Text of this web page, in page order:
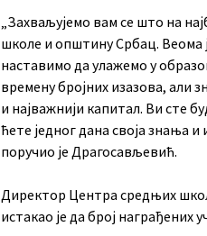
„Захваљујемо вам се што на
школе и општину Србац. Веома
наставимо да улажемо у
времену бројних изазова, али
и најважнији капитал. Ви сте
ћете једног дана своја знања
поручио је Драгосављевић.
Директор Центра средњих
истакао је да број награђених